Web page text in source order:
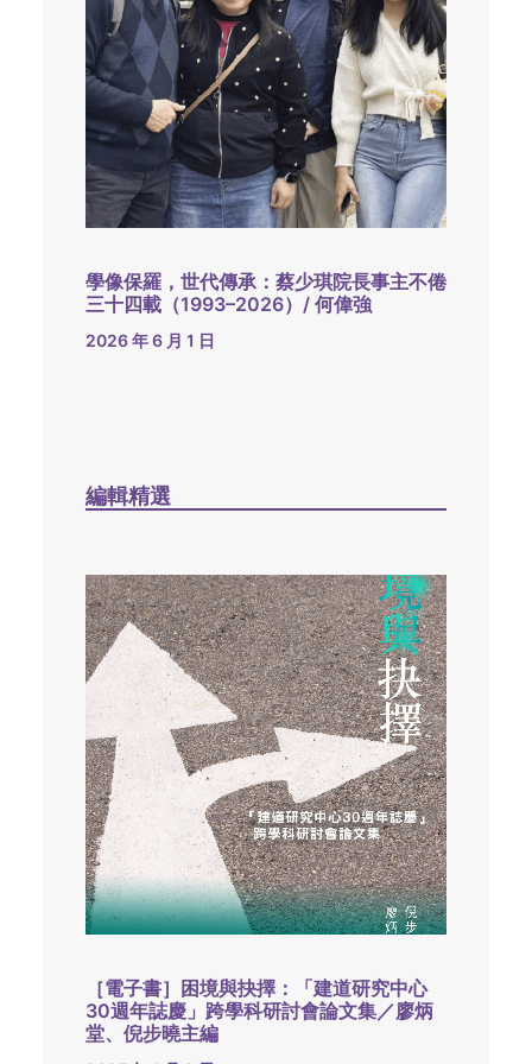
學像保羅，世代傳承：蔡少琪院長事主不倦
三十四載（1993–2026）/ 何偉強
2026 年 6 月 1 日
編輯精選
［電子書］困境與抉擇：「建道研究中心
30週年誌慶」跨學科研討會論文集／廖炳
堂、倪步曉主編